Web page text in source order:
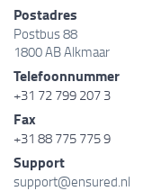
Postadres
Postbus 88
1800 AB Alkmaar
Telefoonnummer
+31 72 799 207 3
Fax
+31 88 775 775 9
Support
support@ensured.nl